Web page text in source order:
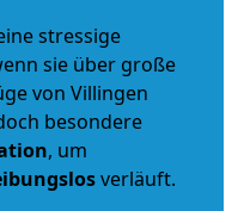
stressige
sie über große
von Villingen
besondere
, um
verläuft.